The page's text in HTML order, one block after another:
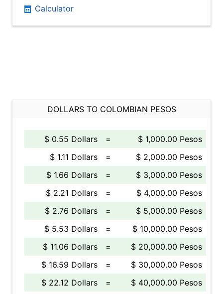
Calculator
DOLLARS TO COLOMBIAN PESOS
$ 0.55 Dollars =
$ 1,000.00 Pesos
$ 1.11 Dollars
=
$ 2,000.00 Pesos
$ 1.66 Dollars
=
$ 3,000.00 Pesos
$ 2.21 Dollars
=
$ 4,000.00 Pesos
$ 2.76 Dollars
=
$ 5,000.00 Pesos
$ 5.53 Dollars
=
$ 10,000.00 Pesos
$ 11.06 Dollars
=
$ 20,000.00 Pesos
$ 16.59 Dollars
=
$ 30,000.00 Pesos
$ 22.12 Dollars
= $ 40,000.00 Pesos